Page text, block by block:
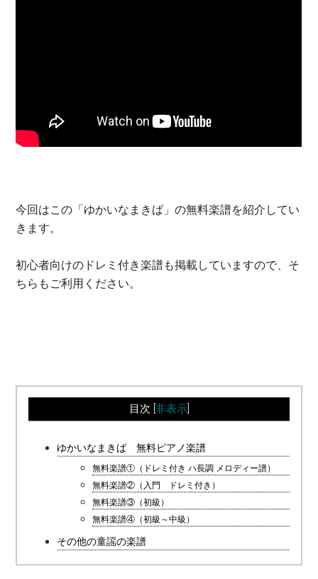
今回はこの「ゆかいなまきば」の無料楽譜を紹介してい
きます。
初心者向けのドレミ付き楽譜も掲載していますので、そ
ちらもご利用ください。
目次 非表示]
ゆかいなまきば 無料ピアノ楽譜
無料楽譜①（ドレミ付き ハ長調 メロディー譜）
無料楽譜②（入門 ドレミ付き）
無料楽譜③（初級）
無料楽譜④（初級～中級）
その他の童謡の楽譜